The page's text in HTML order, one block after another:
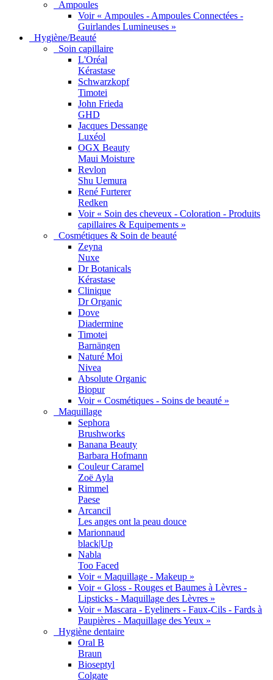
Ampoules
Voir « Ampoules - Ampoules Connectées -
Guirlandes Lumineuses »
Hygiène/Beauté
Soin capillaire
L'Oréal
Kérastase
Schwarzkopf
Timotei
John Frieda
GHD
Jacques Dessange
Luxéol
OGX Beauty
Maui Moisture
Revlon
Shu Uemura
René Furterer
Redken
Voir « Soin des cheveux - Coloration - Produits
capillaires & Equipements »
Cosmétiques & Soin de beauté
Zeyna
Nuxe
Dr Botanicals
Kérastase
Clinique
Dr Organic
Dove
Diadermine
Timotei
Barnängen
Naturé Moi
Nivea
Absolute Organic
Biopur
Voir « Cosmétiques - Soins de beauté »
Maquillage
Sephora
Brushworks
Banana Beauty
Barbara Hofmann
Couleur Caramel
Zoë Ayla
Rimmel
Paese
Arcancil
Les anges ont la peau douce
Marionnaud
black|Up
Nabla
Too Faced
Voir « Maquillage - Makeup »
Voir « Gloss - Rouges et Baumes à Lèvres -
Lipsticks - Maquillage des Lèvres »
Voir « Mascara - Eyeliners - Faux-Cils - Fards à
Paupières - Maquillage des Yeux »
Hygiène dentaire
Oral B
Braun
Bioseptyl
Colgate